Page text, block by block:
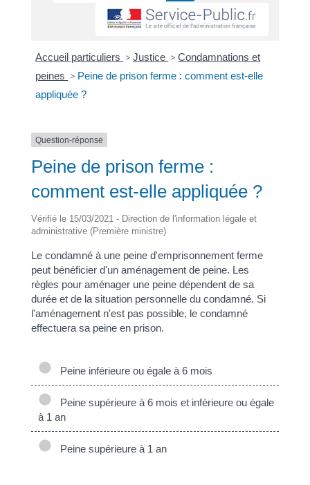
Accueil particuliers > Justice > Condamnations et
peines > Peine de prison ferme : comment est-elle
appliquée ?
Question-réponse
Peine de prison ferme :
comment est-elle appliquée ?
Vérifié le 15/03/2021 - Direction de l'information légale et
administrative (Première ministre)
Le condamné à une peine d'emprisonnement ferme
peut bénéficier d'un aménagement de peine. Les
règles pour aménager une peine dépendent de sa
durée et de la situation personnelle du condamné. Si
l'aménagement n'est pas possible, le condamné
effectuera sa peine en prison.
Peine inférieure ou égale à 6 mois
Peine supérieure à 6 mois et inférieure ou égale
à 1 an
Peine supérieure à 1 an